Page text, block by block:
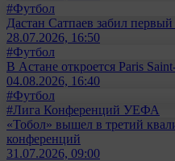
#Футбол
Дастан Сатпаев забил
28.07.2026, 16:50
#Футбол
В Астане откроется Paris
04.08.2026, 16:40
#Футбол
#Лига Конференций УЕФА
«Тобол» вышел в третий
конференций
31.07.2026, 09:00